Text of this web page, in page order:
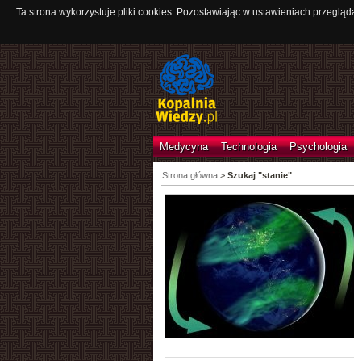
Ta strona wykorzystuje pliki cookies. Pozostawiając w ustawieniach
Medycyna Technologia Psychologia
Strona główna> Szukaj "stanie"